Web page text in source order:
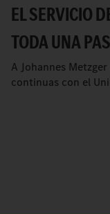
EL SERVICIO
TODA UNA
A Johannes
continuas con el